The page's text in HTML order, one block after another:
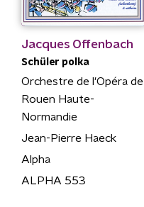
Jacques Offenbach
Schüler polka
Orchestre de l'Opéra de
Rouen Haute-
Normandie
Jean-Pierre Haeck
Alpha
ALPHA 553